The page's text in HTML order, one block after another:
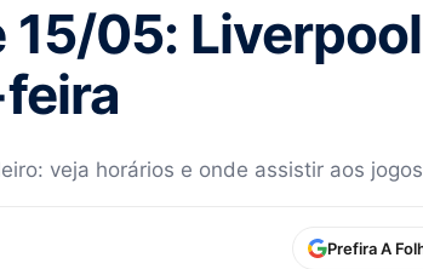
05:
veja horários e onde assistir aos
Prefira A